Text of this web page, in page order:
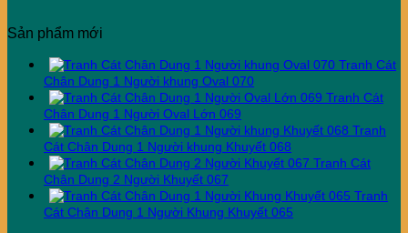
Sản phẩm mới
Tranh Cát
Chân Dung 1 Người khung Oval 070
Tranh Cát
Chân Dung 1 Người Oval Lớn 069
Tranh
Cát Chân Dung 1 Người khung Khuyết 068
Tranh Cát
Chân Dung 2 Người Khuyết 067
Tranh
Cát Chân Dung 1 Người Khung Khuyết 065